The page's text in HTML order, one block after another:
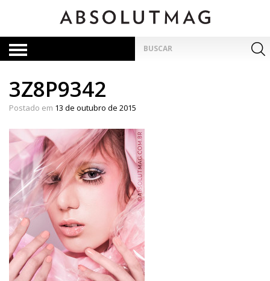
por:
3Z8P9342
Postado em 13 de outubro de 2015